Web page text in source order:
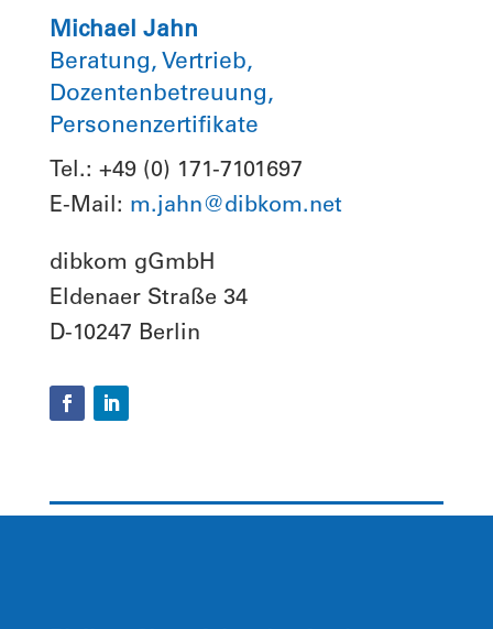
Michael Jahn
Beratung, Vertrieb,
Dozentenbetreuung,
Personenzertifikate
Tel.: +49 (0) 171-7101697
E-Mail: m.jahn@dibkom.net
dibkom gGmbH
Eldenaer Straße 34
D-10247 Berlin